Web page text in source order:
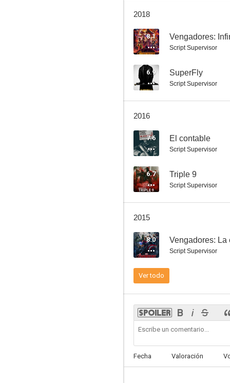
Triple 9
6.1
Nominados
--
2018
8.1 Vengadores:
Script Supervisor
6.9 SuperFly
Script Supervisor
2016
7.6 El contable
Script Supervisor
6.7 Triple 9
Script Supervisor
2015
8.0 Vengadores: La
Script Supervisor
Ver todo
Fecha Valoración